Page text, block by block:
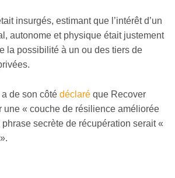
insurgés, estimant que l’intérêt d’un
autonome et physique était justement
la possibilité à un ou des tiers de
de son côté déclaré que Recover
une « couche de résilience améliorée
secrète de récupération serait «